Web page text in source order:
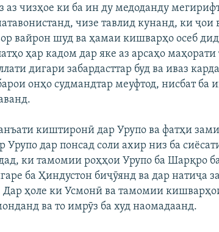
чизҳое ки ба ин ду медоданду
чизе тавлид кунанд, ки ҷои
вайрон шуд ва ҳамаи кишварҳо осеб
ҳар кадом дар яке аз арсаҳо
дигари забардасттар буд ва иваз
онҳо судмандтар меуфтод, нисбат ба
киштиронӣ дар Урупо ва фатҳи
дар понсад соли ахир низ ба
ки тамомии роҳҳои Урупо ба Шарқро
ба Ҳиндустон биҷӯянд ва дар натиҷа
Дар ҳоле ки Усмонӣ ва тамомии
ва то имрӯз ба худ наомадаанд.